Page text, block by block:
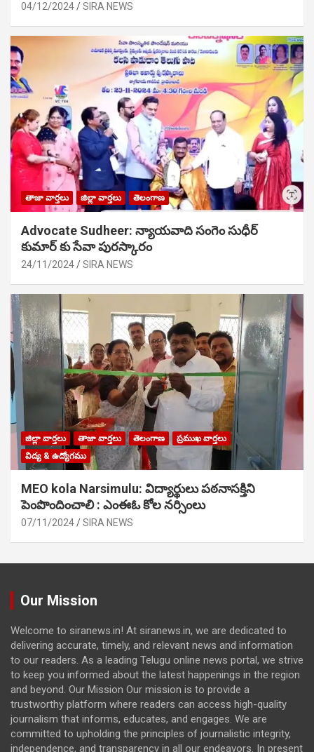
04/12/2024 SIRA NEWS
తాజా వార్తలు జిల్లా వార్తలు తెలంగాణ
Advocate Sudheer: న్యాయవాది సంగెం సుధీర్
కుమార్ కు సేవా పురస్కారం
24/11/2024 SIRA NEWS
జిల్లా వార్తలు తాజా వార్తలు తెలంగాణ
ప్రముఖ వార్తలు
విద్య & ఉద్యోగము
MEO kola Narsimulu: విద్యార్థులు పఠ‌నాసక్తిని
పెంపొందించాలి : ఎంఈఓ కోల నర్సింలు
07/11/2024 SIRA NEWS
Our Mission
Welcome to siranews.in! At siranews.in, we are dedicated to
delivering accurate, timely, and relevant news and information
to our readers. As a leading Telugu online news portal, we strive
to keep you informed about the latest happenings in the region
and beyond. Our Mission Our mission is to provide a
trustworthy platform where readers can access high-quality
journalism that informs, educates, and engages. We are
committed to upholding the principles of journalistic integrity,
independence, and transparency in all our endeavors. In present